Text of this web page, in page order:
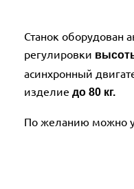
Станок оборудован
регулировки
асинхронный
изделие до 80 кг.
По желанию можно